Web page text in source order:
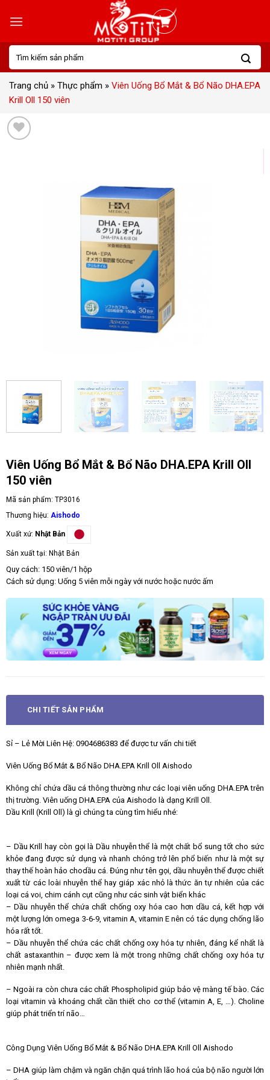
Tìm
kiếm:
Trang chủ » Thực phẩm » Viên Uống Bổ Mắt & Bổ Não DHA.EPA
Krill Oll 150 viên
Viên Uống Bổ Mắt & Bổ Não DHA.EPA Krill Oll
150 viên
Mã sản phẩm: TP3016
Thương hiệu: Aishodo
Xuất xứ: Nhật Bản
Sản xuất tại: Nhật Bản
Quy cách: 150 viên/1 hộp
Cách sử dụng: Uống 5 viên mỗi ngày với nước hoặc nước ấm
CHI TIẾT SẢN PHẨM
Sỉ – Lẻ Mời Liên Hệ: 0904686383 để được tư vấn chi tiết
Viên Uống Bổ Mắt & Bổ Não DHA.EPA Krill Oll Aishodo
Không chỉ chứa dầu cá thông thường như các loại viên uống DHA.EPA trên
thị trường. Viên uống DHA.EPA của Aishodo là dạng Krill Oll.
Dầu Krill (Krill Oll) là gì chúng ta cùng tìm hiểu nhé:
– Dầu Krill hay còn gọi là Dầu nhuyễn thể là một chất bổ sung tốt cho sức
khỏe đang được sử dụng và nhanh chóng trở lên phổ biến như là một sự
thay thế hoàn hảo chodầu cá. Đúng như tên gọi, dầu nhuyễn thể được chiết
xuất từ các loài nhuyễn thể hay giáp xác nhỏ là thức ăn tự nhiên của các
loại cá voi, chim cánh cụt cũng như các sinh vật biển khác
– Dầu nhuyễn thể chứa chất chống oxy hóa cao hơn dầu cá, kết hợp với
một lượng lớn omega 3-6-9, vitamin A, vitamin E nên có tác dụng chống lão
hóa rất tốt.
– Dầu nhuyễn thể chứa các chất chống oxy hóa tự nhiên, đáng kể nhất là
chất astaxanthin – được xem là một trong những chất chống oxy hóa tự
nhiên mạnh nhất.
– Ngoài ra còn chưa các chất Phospholipid giúp bảo vệ màng tế bào. Các
loại vitamin và khoáng chất cần thiết cho cơ thể (vitamin A, E, …). Choline
giúp phát triển trí não…
Công Dụng Viên Uống Bổ Mắt & Bổ Não DHA.EPA Krill Oll Aishodo
– DHA giúp làm chậm và ngăn chặn quá trình lão hoá của bộ não người lớn